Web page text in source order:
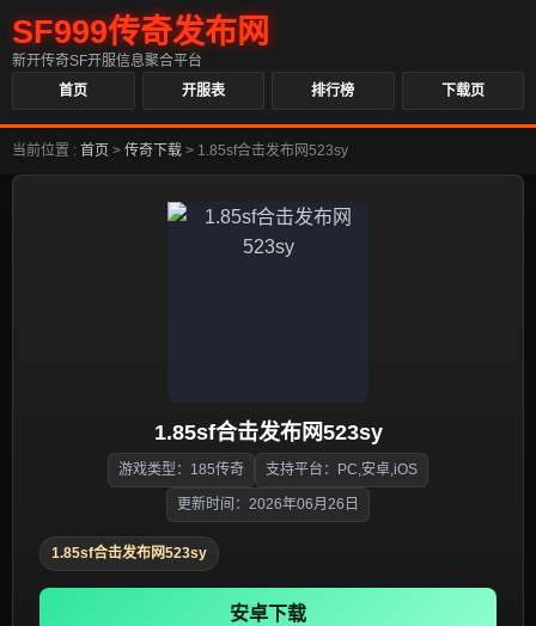
SF999传奇发布网
新开传奇SF开服信息聚合平台
首页
开服表 排行榜 下载页
当前位置 : 首页 > 传奇下载 > 1.85sf合击发布网523sy
1.85sf合击发布网523sy
游戏类型：185传奇 支持平台：PC,安卓,iOS
更新时间：2026年06月26日
1.85sf合击发布网523sy
安卓下载